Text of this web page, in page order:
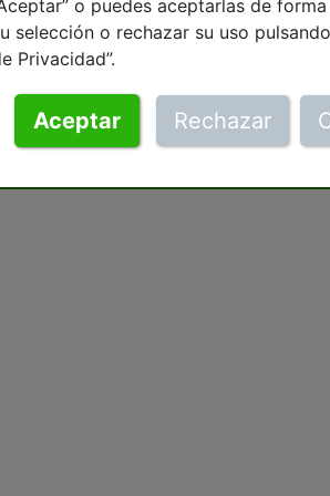
o puedes aceptarlas de
selección o rechazar su uso
Privacidad”.
Aceptar Rechazar